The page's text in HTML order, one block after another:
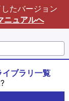
たバージョン
ニュアルへ
イブラリ一覧